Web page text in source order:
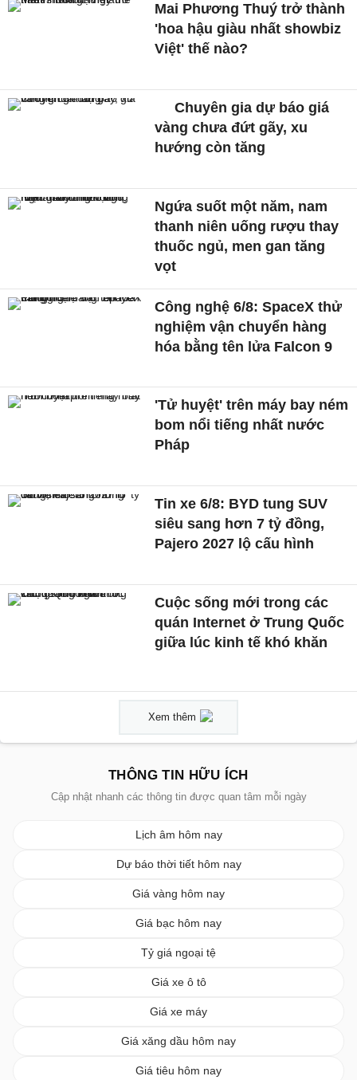
Mai Phương Thuý trở thành
'hoa hậu giàu nhất showbiz
Việt' thế nào?
Chuyên gia dự báo giá
vàng chưa đứt gãy, xu
hướng còn tăng
Ngứa suốt một năm, nam
thanh niên uống rượu thay
thuốc ngủ, men gan tăng
vọt
Công nghệ 6/8: SpaceX thử
nghiệm vận chuyển hàng
hóa bằng tên lửa Falcon 9
'Tử huyệt' trên máy bay ném
bom nổi tiếng nhất nước
Pháp
Tin xe 6/8: BYD tung SUV
siêu sang hơn 7 tỷ đồng,
Pajero 2027 lộ cấu hình
Cuộc sống mới trong các
quán Internet ở Trung Quốc
giữa lúc kinh tế khó khăn
Xem thêm
THÔNG TIN HỮU ÍCH
Cập nhật nhanh các thông tin được quan tâm mỗi ngày
Lịch âm hôm nay
Dự báo thời tiết hôm nay
Giá vàng hôm nay
Giá bạc hôm nay
Tỷ giá ngoại tệ
Giá xe ô tô
Giá xe máy
Giá xăng dầu hôm nay
Giá tiêu hôm nay